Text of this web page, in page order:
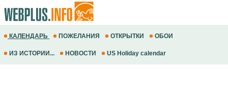
КАЛЕНДАРЬ ПОЖЕЛАНИЯ ОТКРЫТКИ ОБОИ
ИЗ ИСТОРИИ... НОВОСТИ US Holiday calendar